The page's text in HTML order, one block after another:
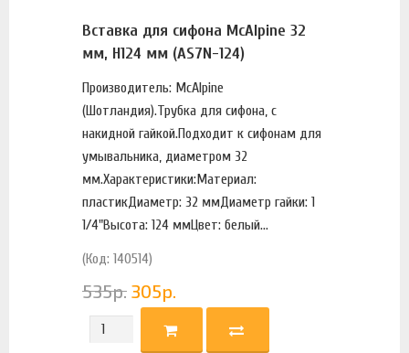
Вставка для сифона McAlpine 32
мм, H124 мм (AS7N-124)
Производитель: McAlpine
(Шотландия).Трубка для сифона, с
накидной гайкой.Подходит к сифонам для
умывальника, диаметром 32
мм.Характеристики:Материал:
пластикДиаметр: 32 ммДиаметр гайки: 1
1/4"Высота: 124 ммЦвет: белый...
(Код: 140514)
535р. 305р.